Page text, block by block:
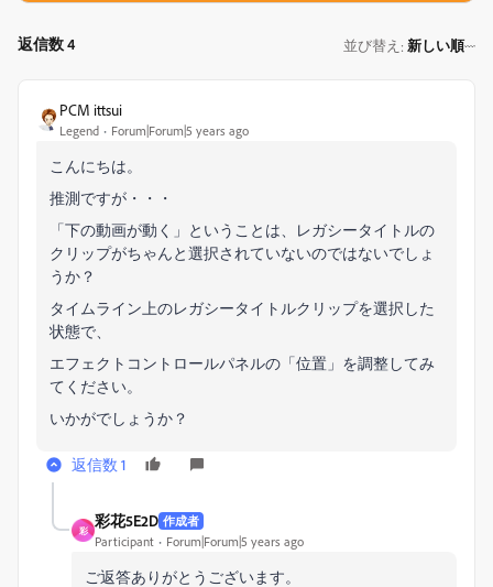
返信数 4 並び替え : 新しい順
PCM ittsui
Legend Forum|Forum|5 years ago
こんにちは。
推測ですが・・・
「下の動画が動く」ということは、レガシータイトルの
クリップがちゃんと選択されていないのではないでしょ
うか？
タイムライン上のレガシータイトルクリップを選択した
状態で、
エフェクトコントロールパネルの「位置」を調整してみ
てください。
いかがでしょうか？
返信数 1
彩
彩花5E2D 作成者
Participant Forum|Forum|5 years ago
ご返答ありがとうございます。